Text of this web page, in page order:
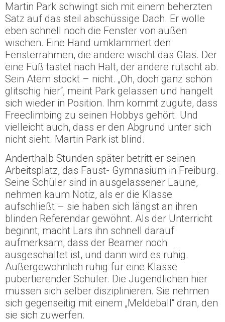
Martin Park schwingt sich mit einem beherzten
Satz auf das steil abschüssige Dach. Er wolle
eben schnell noch die Fenster von außen
wischen. Eine Hand umklammert den
Fensterrahmen, die andere wischt das Glas. Der
eine Fuß tastet nach Halt, der andere rutscht ab.
Sein Atem stockt – nicht. „Oh, doch ganz schön
glitschig hier“, meint Park gelassen und hangelt
sich wieder in Position. Ihm kommt zugute, dass
Freeclimbing zu seinen Hobbys gehört. Und
vielleicht auch, dass er den Abgrund unter sich
nicht sieht. Martin Park ist blind.
Anderthalb Stunden später betritt er seinen
Arbeitsplatz, das Faust- Gymnasium in Freiburg.
Seine Schüler sind in ausgelassener Laune,
nehmen kaum Notiz, als er die Klasse
aufschließt – sie haben sich längst an ihren
blinden Referendar gewöhnt. Als der Unterricht
beginnt, macht Lars ihn schnell darauf
aufmerksam, dass der Beamer noch
ausgeschaltet ist, und dann wird es ruhig.
Außergewöhnlich ruhig für eine Klasse
pubertierender Schüler. Die Jugendlichen hier
müssen sich selber disziplinieren. Sie nehmen
sich gegenseitig mit einem „Meldeball“ dran, den
sie sich zuwerfen.